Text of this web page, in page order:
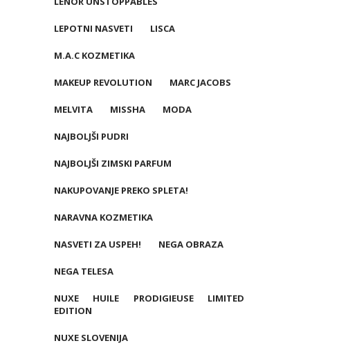
LEPOTNI NASVETI LISCA
M.A.C KOZMETIKA
MAKEUP REVOLUTION MARC JACOBS
MELVITA MISSHA MODA
NAJBOLJŠI PUDRI
NAJBOLJŠI ZIMSKI PARFUM
NAKUPOVANJE PREKO SPLETA!
NARAVNA KOZMETIKA
NASVETI ZA USPEH! NEGA OBRAZA
NEGA TELESA
NUXE HUILE PRODIGIEUSE LIMITED
EDITION
NUXE SLOVENIJA